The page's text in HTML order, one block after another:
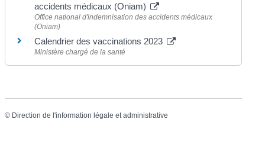
accidents médicaux (Oniam)
Office national d'indemnisation des accidents médicaux
(Oniam)
Calendrier des vaccinations 2023
Ministère chargé de la santé
© Direction de l'information légale et administrative